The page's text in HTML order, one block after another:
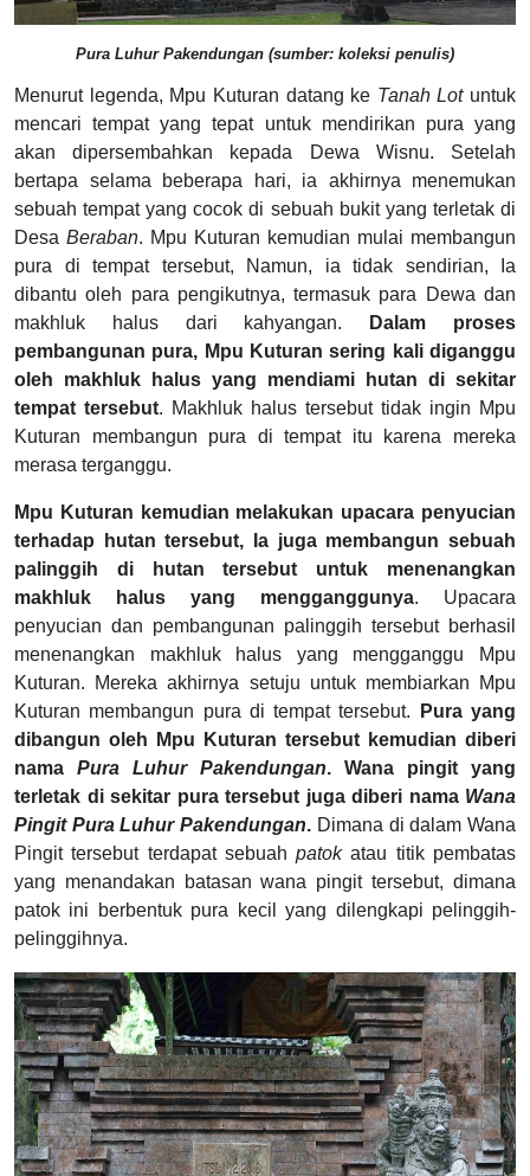
Pura Luhur Pakendungan (sumber: koleksi penulis)
Menurut legenda, Mpu Kuturan datang ke Tanah Lotuntuk
mencari tempat yang tepat untuk mendirikan pura yang
akan dipersembahkan kepada Dewa Wisnu. Setelah
bertapa selama beberapa hari, ia akhirnya menemukan
sebuah tempat yang cocok di sebuah bukit yang terletak di
Desa Beraban. Mpu Kuturan kemudian mulai membangun
pura di tempat tersebut, Namun, ia tidak sendirian, Ia
dibantu oleh para pengikutnya, termasuk para Dewa dan
makhluk halus dari kahyangan.
Dalam proses
pembangunan pura, Mpu Kuturan sering kali diganggu
oleh makhluk halus yang mendiami hutan di sekitar
tempat tersebut. Makhluk halus tersebut tidak ingin Mpu
Kuturan membangun pura di tempat itu karena mereka
merasa terganggu.
Mpu Kuturan kemudian melakukan upacara penyucian
terhadap hutan tersebut, Ia juga membangun sebuah
palinggih di hutan tersebut untuk menenangkan
makhluk halus yang mengganggunya. Upacara
penyucian dan pembangunan palinggih tersebut berhasil
menenangkan makhluk halus yang mengganggu Mpu
Kuturan. Mereka akhirnya setuju untuk membiarkan Mpu
Kuturan membangun pura di tempat tersebut.
Pura yang
dibangun oleh Mpu Kuturan tersebut kemudian diberi
nama Pura Luhur Pakendungan. Wana pingit yang
terletak di sekitar pura tersebut juga diberi nama Wana
Pingit Pura Luhur Pakendungan. Dimana di dalam Wana
Pingit tersebut terdapat sebuahpatokatau titik pembatas
yang menandakan batasan wana pingit tersebut, dimana
patok ini berbentuk pura kecil yang dilengkapi pelinggih-
pelinggihnya.